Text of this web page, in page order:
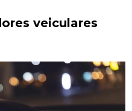
VEICULARES
veiculares